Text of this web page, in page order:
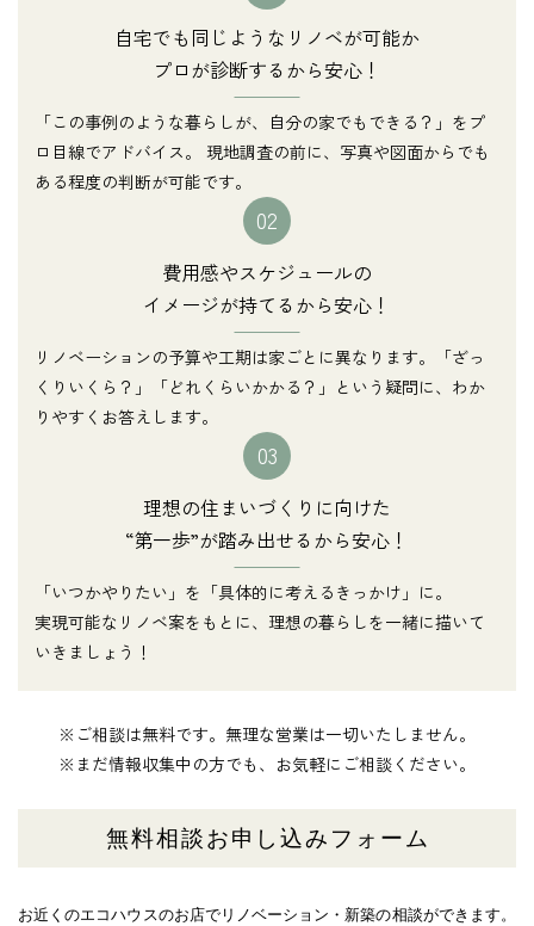
自宅でも同じようなリノベが可能か
プロが診断するから安心！
「この事例のような暮らしが、自分の家でもできる？」をプ
ロ目線でアドバイス。 現地調査の前に、写真や図面からでも
ある程度の判断が可能です。
02
費用感やスケジュールの
イメージが持てるから安心！
リノベーションの予算や工期は家ごとに異なります。「ざっ
くりいくら？」「どれくらいかかる？」という疑問に、わか
りやすくお答えします。
03
理想の住まいづくりに向けた
“第一歩”が踏み出せるから安心！
「いつかやりたい」を「具体的に考えるきっかけ」に。
実現可能なリノベ案をもとに、理想の暮らしを一緒に描いて
いきましょう！
※ご相談は無料です。無理な営業は一切いたしません。
※まだ情報収集中の方でも、お気軽にご相談ください。
無料相談お申し込みフォーム
お近くのエコハウスのお店でリノベーション・新築の相談ができます。